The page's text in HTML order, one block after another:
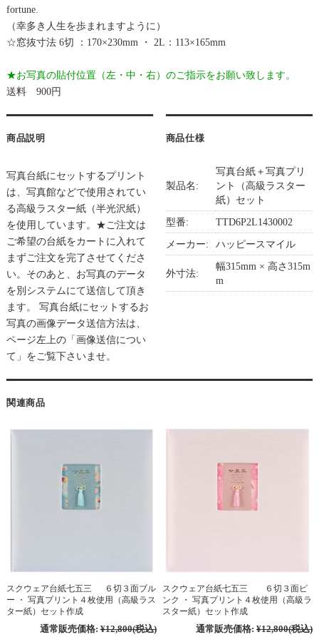
fortune.
（幸多き人生を歩まれますように）
☆窓抜寸法 6切 ：170×230mm ・ 2L：113×165mm
★お写真の貼付位置（左・中・右）のご指示をお願い致します。
送料 900円
商品説明
写真台紙にセットするプリント
は、写真館などで使用されてい
る高級ラスター紙（半光沢紙）
を使用しています。★ご注文は
ご希望の台紙をカートに入れて
まずご注文を完了させてくださ
い。そのあと、お写真のデータ
を別システムにて送信して頂き
ます。 写真台紙にセットするお
写真の画像データ送信方法は、
ページ左上の「画像送信につい
て」をご覧下さいませ。
商品仕様
製品名:
写真台紙＋写真プリ
ント（高級ラスター
紙）セット
型番:
TTD6P2L1430002
メーカー:
ハッピースマイル
外寸法:
幅315mm × 高さ315m
m
関連商品
スクウェア台紙七五三 ６切３面ブル
ー ・ 写真プリント４枚使用（高級ラス
ター紙）セット作成
通常販売価格: ¥12,800(税込)
スクウェア台紙七五三 ６切３面ピ
ンク ・ 写真プリント４枚使用（高級ラ
スター紙）セット作成
通常販売価格: ¥12,800(税込)